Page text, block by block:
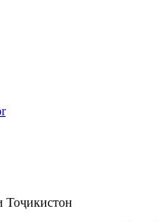
Тоҷикистон